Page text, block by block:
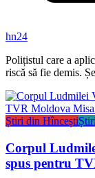
hn24
Polițistul care a
riscă să fie demis.
Știri din Hîncești
Corpul
spus pentru